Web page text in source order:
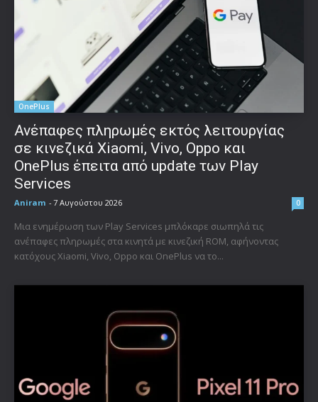
OnePlus
Ανέπαφες πληρωμές εκτός λειτουργίας
σε κινεζικά Xiaomi, Vivo, Oppo και
OnePlus έπειτα από update των Play
Services
Aniram - 7 Αυγούστου 2026 0
Μια ενημέρωση των Play Services μπλόκαρε σιωπηλά τις
ανέπαφες πληρωμές στα κινητά με κινεζική ROM, αφήνοντας
κατόχους Xiaomi, Vivo, Oppo και OnePlus να το...